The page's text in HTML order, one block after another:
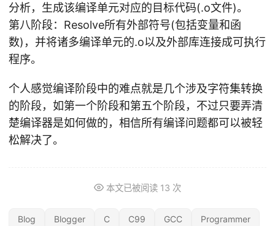
分析，生成该编译单元对应的目标代码(.o文件)。
第八阶段：Resolve所有外部符号(包括变量和函
数)，并将诸多编译单元的.o以及外部库连接成可执行
程序。
个人感觉编译阶段中的难点就是几个涉及字符集转换
的阶段，如第一个阶段和第五个阶段，不过只要弄清
楚编译器是如何做的，相信所有编译问题都可以被轻
松解决了。
本文已被阅读 13 次
Blog Blogger C C99 GCC Programmer